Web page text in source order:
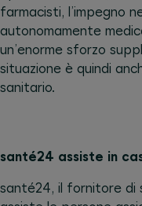
farmacisti, l’impegno
autonomamente
un’enorme sforzo
situazione è quindi
sanitario.
santé24 assiste in
santé24, il fornitore di